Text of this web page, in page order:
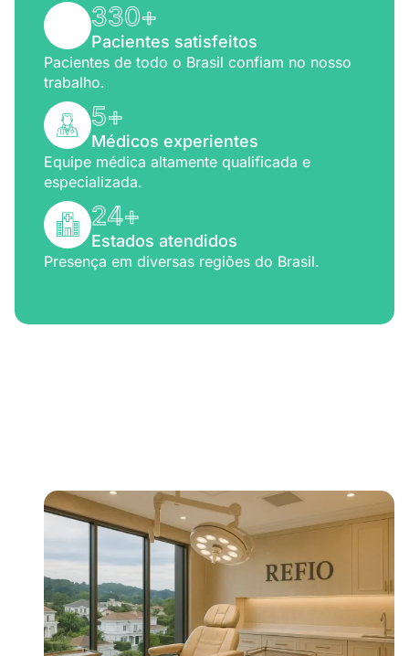
330+
Pacientes satisfeitos
Pacientes de todo o Brasil confiam no nosso
trabalho.
5+
Médicos experientes
Equipe médica altamente qualificada e
especializada.
24+
Estados atendidos
Presença em diversas regiões do Brasil.